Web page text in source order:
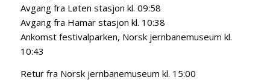
Avgang fra Løten stasjon kl. 09:58
Avgang fra Hamar stasjon kl. 10:38
Ankomst festivalparken, Norsk jernbanemuseum kl.
10:43
Retur fra Norsk jernbanemuseum kl. 15:00